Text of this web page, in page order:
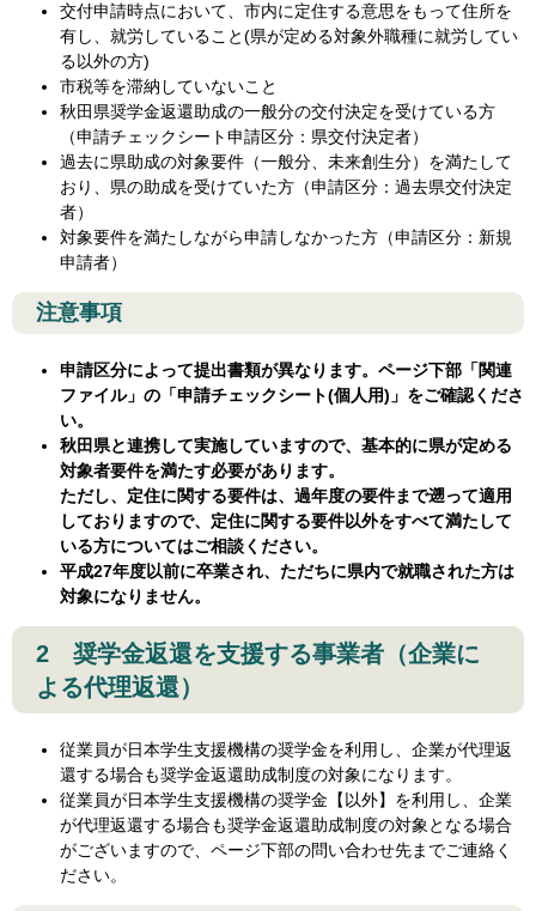
交付申請時点において、市内に定住する意思をもって住所を
有し、就労していること(県が定める対象外職種に就労してい
る以外の方)
市税等を滞納していないこと
秋田県奨学金返還助成の一般分の交付決定を受けている方
（申請チェックシート申請区分：県交付決定者）
過去に県助成の対象要件（一般分、未来創生分）を満たして
おり、県の助成を受けていた方（申請区分：過去県交付決定
者）
対象要件を満たしながら申請しなかった方（申請区分：新規
申請者）
注意事項
申請区分によって提出書類が異なります。ページ下部「関連
ファイル」の「申請チェックシート(個人用)」をご確認くださ
い。
秋田県と連携して実施していますので、基本的に県が定める
対象者要件を満たす必要があります。
ただし、定住に関する要件は、過年度の要件まで遡って適用
しておりますので、定住に関する要件以外をすべて満たして
いる方についてはご相談ください。
平成27年度以前に卒業され、ただちに県内で就職された方は
対象になりません。
2 奨学金返還を支援する事業者（企業に
よる代理返還）
従業員が日本学生支援機構の奨学金を利用し、企業が代理返
還する場合も奨学金返還助成制度の対象になります。
従業員が日本学生支援機構の奨学金【以外】を利用し、企業
が代理返還する場合も奨学金返還助成制度の対象となる場合
がございますので、ページ下部の問い合わせ先までご連絡く
ださい。